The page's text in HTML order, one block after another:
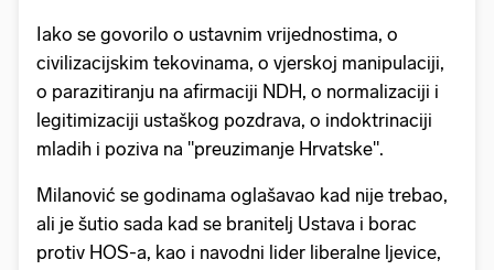
Iako se govorilo o ustavnim vrijednostima, o
civilizacijskim tekovinama, o vjerskoj manipulaciji,
o parazitiranju na afirmaciji NDH, o normalizaciji i
legitimizaciji ustaškog pozdrava, o indoktrinaciji
mladih i poziva na "preuzimanje Hrvatske".
Milanović se godinama oglašavao kad nije trebao,
ali je šutio sada kad se branitelj Ustava i borac
protiv HOS-a, kao i navodni lider liberalne ljevice,